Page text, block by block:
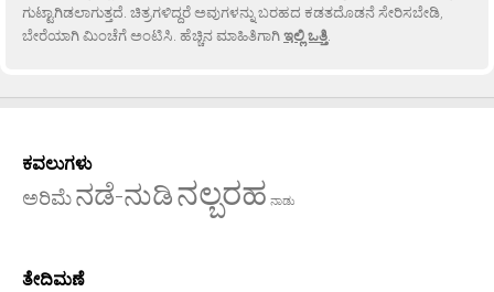
ಗುಟ್ಟಾಗಿಡಲಾಗುತ್ತದೆ. ಚಿತ್ರಗಳಿದ್ದರೆ ಅವುಗಳನ್ನು ಬರಹದ ಕಡತದೊಡನೆ ಸೇರಿಸಬೇಡಿ,
ಬೇರೆಯಾಗಿ ಮಿಂಚೆಗೆ ಅಂಟಿಸಿ. ಹೆಚ್ಚಿನ ಮಾಹಿತಿಗಾಗಿಇಲ್ಲಿ ಒತ್ತಿ.
ಕವಲುಗಳು
ಅರಿಮೆನಡೆ-ನುಡಿನಲ್ಬರಹ ನಾಡು
ತೇದಿಮಣೆ